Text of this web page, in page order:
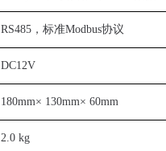
RS485，标准Modbus协议
DC12V
180mm× 130mm× 60mm
2.0 kg